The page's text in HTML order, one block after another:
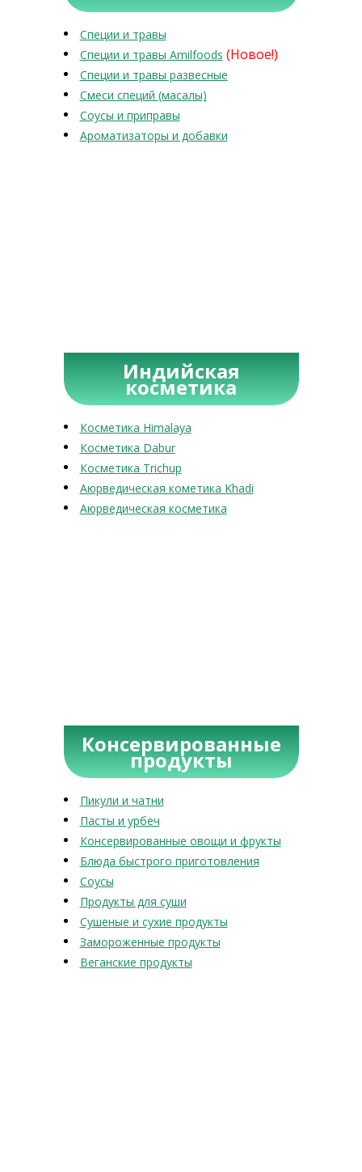
Специи и травы
Специи и травы Amilfoods (Новое!)
Специи и травы развесные
Смеси специй (масалы)
Соусы и приправы
Ароматизаторы и добавки
Индийская
косметика
Косметика Himalaya
Косметика Dabur
Косметика Trichup
Аюрведическая кометика Khadi
Аюрведическая косметика
Консервированные
продукты
Пикули и чатни
Пасты и урбеч
Консервированные овощи и фрукты
Блюда быстрого приготовления
Соусы
Продукты для суши
Сушеные и сухие продукты
Замороженные продукты
Веганские продукты